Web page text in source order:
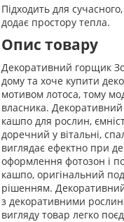
Підходить для
додає простору тепла.
Опис товару
Декоративний горщик
дому та хоче купити
мотивом лотоса, тому
власника.
кашпо для рослин,
доречний у вітальні,
виглядає ефектно при
оформлення фотозон і
кашпо, оригінальний
рішенням.
з декоративними
вигляду товар легко